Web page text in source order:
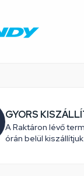
GYORS
A Raktáron lévő
órán belül kiszállítjuk